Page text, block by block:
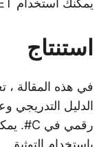
يمكنك استخدام Aspose.Slides for .NET بدون قيود تقييمية عن طريق طلب
استنتاج
باستخدام التوثيق